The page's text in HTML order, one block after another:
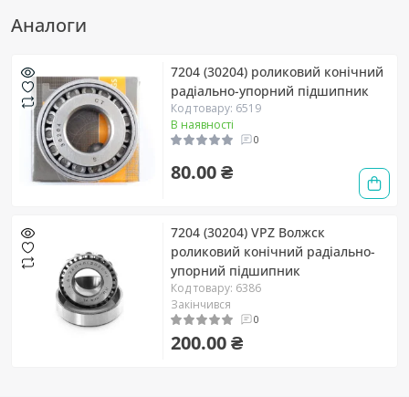
Аналоги
7204 (30204) роликовий конічний
радіально-упорний підшипник
Код товару: 6519
В наявності
0
80.00 ₴
7204 (30204) VPZ Волжск
роликовий конічний радіально-
упорний підшипник
Код товару: 6386
Закінчився
0
200.00 ₴